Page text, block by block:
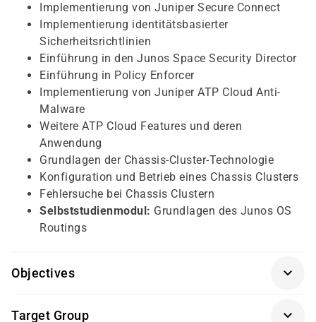
Implementierung von Juniper Secure Connect
Implementierung identitätsbasierter
Sicherheitsrichtlinien
Einführung in den Junos Space Security Director
Einführung in Policy Enforcer
Implementierung von Juniper ATP Cloud Anti-
Malware
Weitere ATP Cloud Features und deren
Anwendung
Grundlagen der Chassis-Cluster-Technologie
Konfiguration und Betrieb eines Chassis Clusters
Fehlersuche bei Chassis Clustern
Selbststudienmodul: Grundlagen des Junos OS
Routings
Objectives
Grundkenntnisse in Netzwerktechnik
Target Group